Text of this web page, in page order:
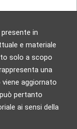
in
e materiale
solo a scopo
una
aggiornato
pertanto
ai sensi della